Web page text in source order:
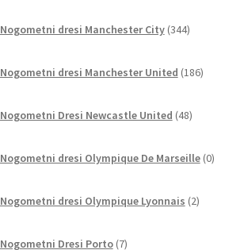
Nogometni dresi Manchester City 344izdelkov
Nogometni dresi Manchester United 186izdelkov
Nogometni Dresi Newcastle United 48izdelkov
Nogometni dresi Olympique De Marseille 0
Nogometni dresi Olympique Lyonnais 2izdelka
Nogometni Dresi Porto 7